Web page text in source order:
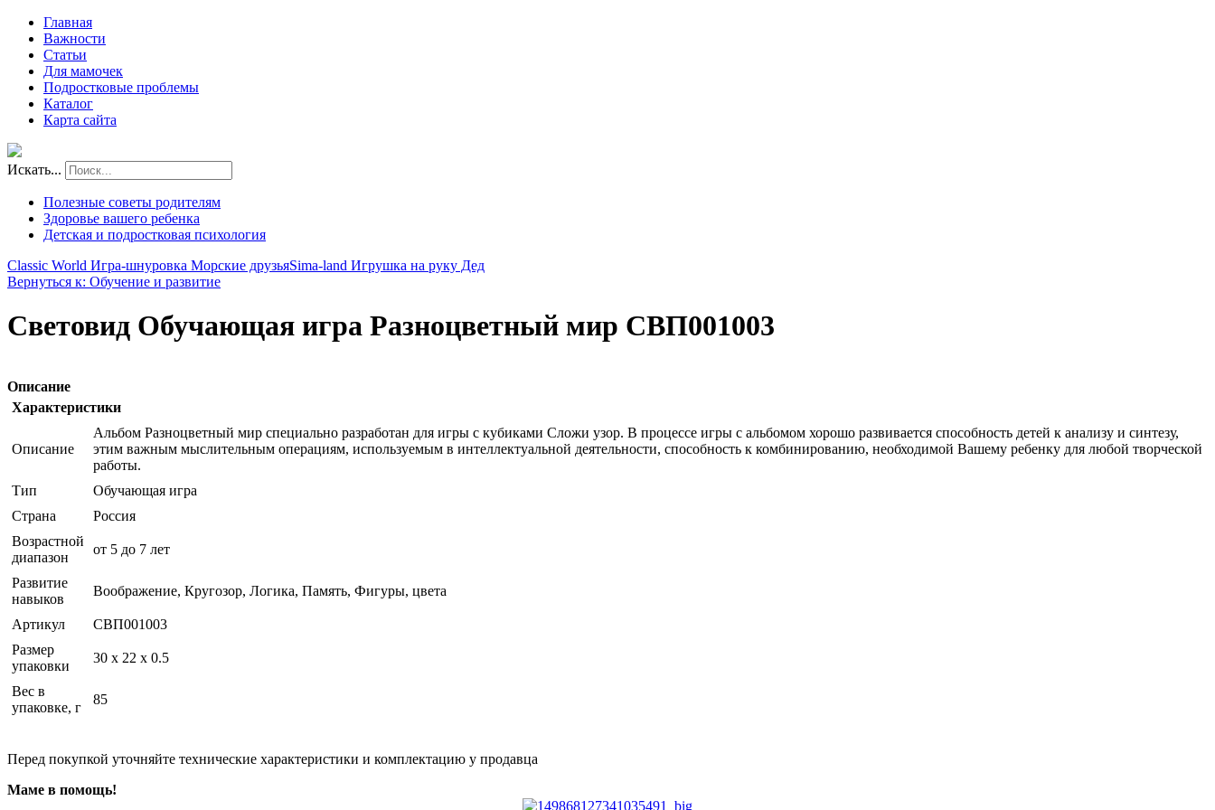
Главная
Важности
Статьи
Для мамочек
Подростковые проблемы
Каталог
Карта сайта
Искать...
Полезные советы родителям
Здоровье вашего ребенка
Детская и подростковая психология
Classic World Игра-шнуровка Морские друзьяSima-land Игрушка на руку Дед
Вернуться к: Обучение и развитие
Световид Обучающая игра Разноцветный мир СВП001003
Описание
Характеристики
Описание
Альбом Разноцветный мир специально разработан для игры с кубиками Сложи узор. В процессе игры с альбомом хорошо развивается способность детей к анализу и синтезу,
этим важным мыслительным операциям, используемым в интеллектуальной деятельности, способность к комбинированию, необходимой Вашему ребенку для любой творческой
работы.
Тип
Обучающая игра
Страна
Россия
Возрастной
диапазон
от 5 до 7 лет
Развитие
навыков
Воображение, Кругозор, Логика, Память, Фигуры, цвета
Артикул
СВП001003
Размер
упаковки
30 x 22 x 0.5
Вес в
упаковке, г
85
Перед покупкой уточняйте технические характеристики и комплектацию у продавца
Маме в помощь!